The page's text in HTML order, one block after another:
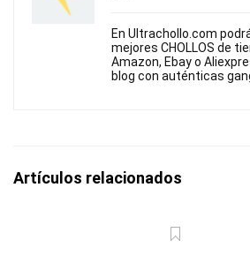
En Ultrachollo.com
mejores CHOLLOS de
Amazon, Ebay o
blog con auténticas
Artículos relacionados